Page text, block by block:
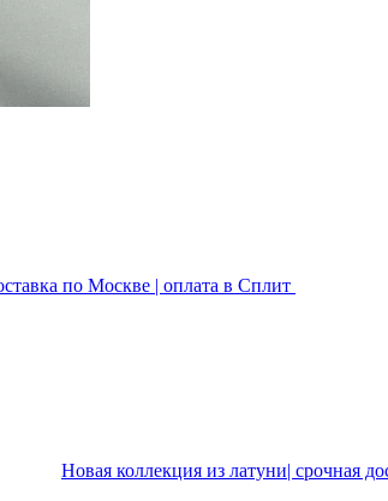
по Москве | оплата в Сплит
Новая коллекция из латуни| срочная